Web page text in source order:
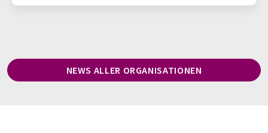
NEWS ALLER ORGANISATIONEN